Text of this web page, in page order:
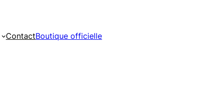
ContactBoutique officielle